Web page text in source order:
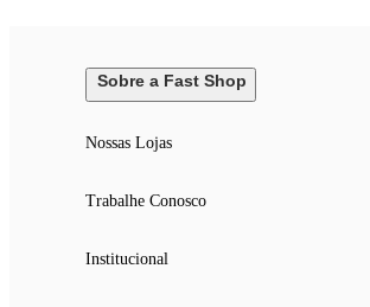
Sobre a Fast Shop
Nossas Lojas
Trabalhe Conosco
Institucional